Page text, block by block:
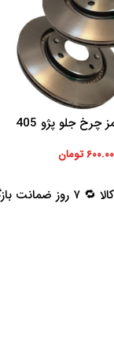
خریدجلو پژو 405
تومان
واقعی